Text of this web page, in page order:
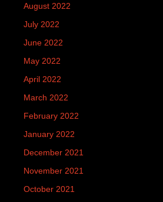
August 2022
July 2022
June 2022
May 2022
April 2022
March 2022
February 2022
January 2022
December 2021
November 2021
October 2021